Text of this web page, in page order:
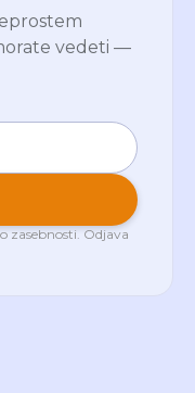
vedeti —
zasebnosti. Odjava